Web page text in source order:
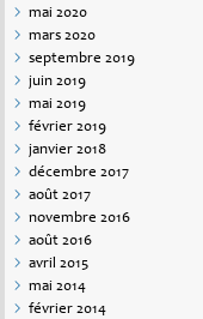
mai 2020
mars 2020
septembre 2019
juin 2019
mai 2019
février 2019
janvier 2018
décembre 2017
août 2017
novembre 2016
août 2016
avril 2015
mai 2014
février 2014